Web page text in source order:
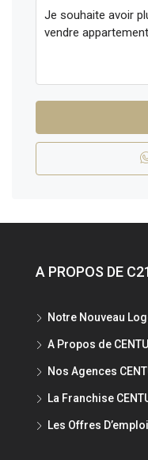
A PROPOS DE
Notre Nouveau
A Propos de
Nos Agences
La Franchise
Les Offres